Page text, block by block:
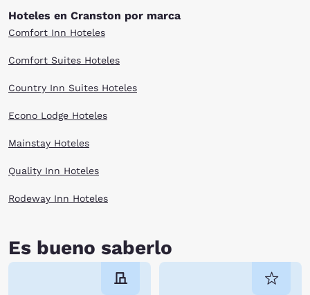
Hoteles en Cranston por marca
Comfort Inn Hoteles
Comfort Suites Hoteles
Country Inn Suites Hoteles
Econo Lodge Hoteles
Mainstay Hoteles
Quality Inn Hoteles
Rodeway Inn Hoteles
Es bueno saberlo